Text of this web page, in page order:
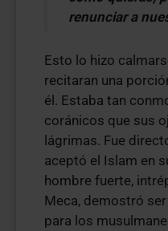
renunciar a
Esto lo hizo
recitaran una
él. Estaba tan
coránicos que sus
lágrimas. Fue
aceptó el Islam en
hombre fuerte,
Meca, demostró
para los